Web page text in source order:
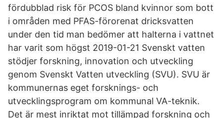
fördubblad risk för PCOS bland kvinnor som bott
i områden med PFAS-förorenat dricksvatten
under den tid man bedömer att halterna i vattnet
har varit som högst 2019-01-21 Svenskt vatten
stödjer forskning, innovation och utveckling
genom Svenskt Vatten utveckling (SVU). SVU är
kommunernas eget forsknings- och
utvecklingsprogram om kommunal VA-teknik.
Det är mest inriktat mot tillämpad forskning och